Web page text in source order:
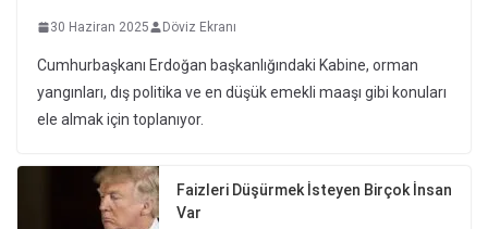
30 Haziran 2025 Döviz Ekranı
Cumhurbaşkanı Erdoğan başkanlığındaki Kabine, orman
yangınları, dış politika ve en düşük emekli maaşı gibi konuları
ele almak için toplanıyor.
Faizleri Düşürmek İsteyen Birçok İnsan
Var